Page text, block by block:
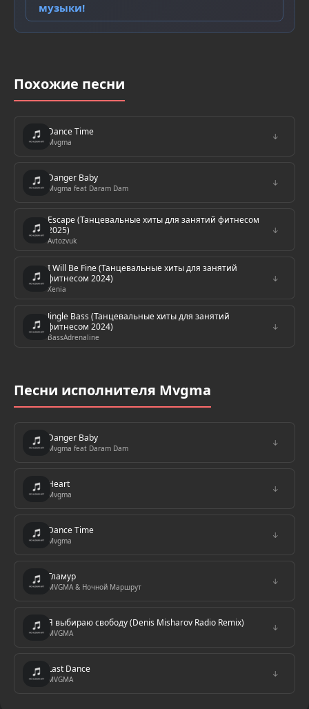
музыки!
Похожие песни
Dance Time
Mvgma
↓
Danger Baby
Mvgma feat Daram Dam
↓
Escape (Танцевальные хиты для занятий фитнесом
2025)
Avtozvuk
↓
I Will Be Fine (Танцевальные хиты для занятий
фитнесом 2024)
Xenia
↓
Jingle Bass (Танцевальные хиты для занятий
фитнесом 2024)
BassAdrenaline
↓
Песни исполнителя Mvgma
Danger Baby
Mvgma feat Daram Dam
↓
Heart
Mvgma
↓
Dance Time
Mvgma
↓
Гламур
MVGMA & Ночной Маршрут
↓
Я выбираю свободу (Denis Misharov Radio Remix)
MVGMA
↓
Last Dance
MVGMA
↓